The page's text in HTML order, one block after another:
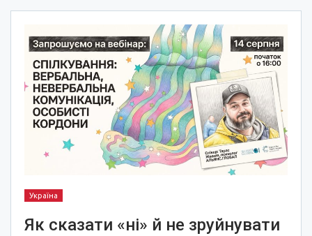
Україна
Як сказати «ні» й не зруйнувати